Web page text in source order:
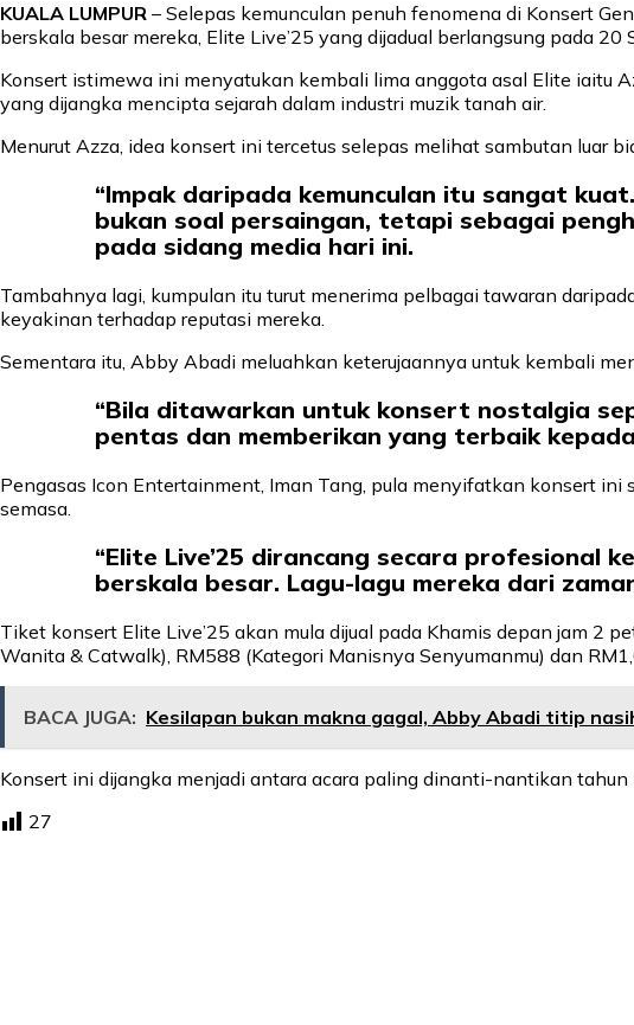
KUALA LUMPUR – Selepas kemunculan penuh fenomena di Konsert
berskala besar mereka, Elite Live’25 yang dijadual berlangsung pada
Konsert istimewa ini menyatukan kembali lima anggota asal Elite iaitu
yang dijangka mencipta sejarah dalam industri muzik tanah air.
Menurut Azza, idea konsert ini tercetus selepas melihat sambutan luar
“Impak daripada kemunculan itu sangat
bukan soal persaingan, tetapi sebagai
pada sidang media hari ini.
Tambahnya lagi, kumpulan itu turut menerima pelbagai tawaran
keyakinan terhadap reputasi mereka.
Sementara itu, Abby Abadi meluahkan keterujaannya untuk kembali
“Bila ditawarkan untuk konsert nostalgia
pentas dan memberikan yang terbaik
Pengasas Icon Entertainment, Iman Tang, pula menyifatkan konsert
semasa.
“Elite Live’25 dirancang secara profesional
berskala besar. Lagu-lagu mereka dari
Tiket konsert Elite Live’25 akan mula dijual pada Khamis depan jam 2
Wanita & Catwalk), RM588 (Kategori Manisnya Senyumanmu) dan
BACA JUGA: Kesilapan bukan makna gagal, Abby Abadi titip
Konsert ini dijangka menjadi antara acara paling dinanti-nantikan
27